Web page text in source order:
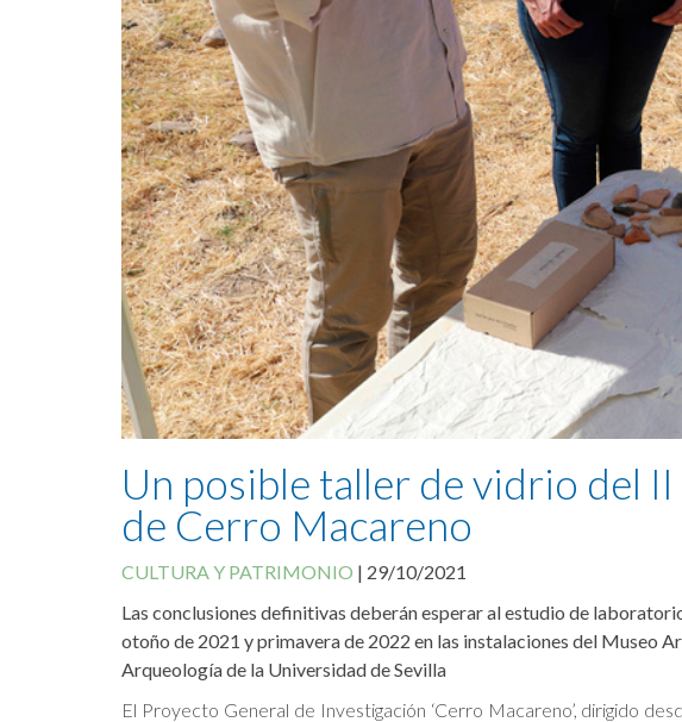
Un posible taller de vidrio del
de Cerro Macareno
CULTURA Y PATRIMONIO | 29/10/2021
Las conclusiones definitivas deberán esperar al estudio de
otoño de 2021 y primavera de 2022 en las instalaciones del Museo
Arqueología de la Universidad de Sevilla
El Proyecto General de Investigación ‘Cerro Macareno’, dirigido